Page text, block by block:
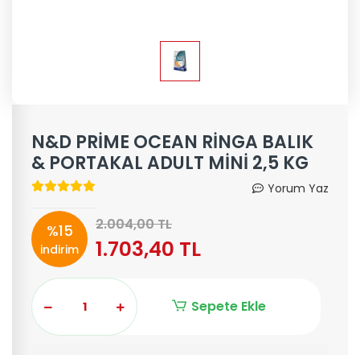
N&D PRİME OCEAN RİNGA BALIK
& PORTAKAL ADULT MİNİ 2,5 KG
Yorum Yaz
%15
indirim
2.004,00 TL
1.703,40 TL
Sepete Ekle